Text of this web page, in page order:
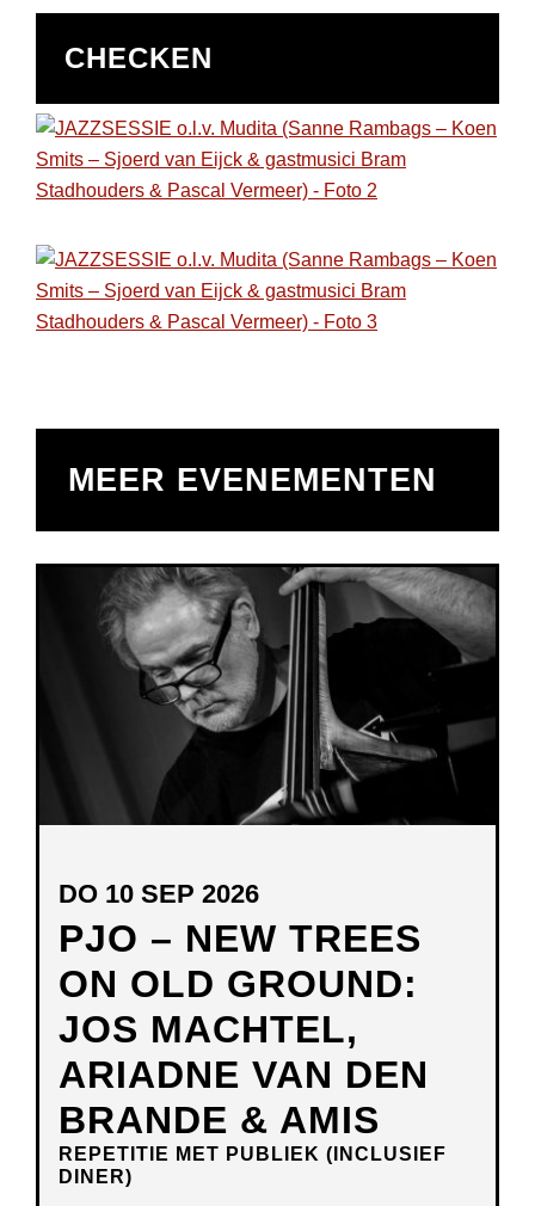
CHECKEN
MEER EVENEMENTEN
PJO – NEW TREES
ON OLD GROUND:
JOS MACHTEL,
ARIADNE VAN DEN
BRANDE & AMIS
REPETITIE MET PUBLIEK (INCLUSIEF
DINER)
DO 10 SEP 2026